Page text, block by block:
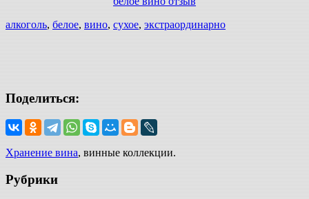
алкоголь, белое, вино, сухое, экстраординарно
Поделиться:
Хранение вина, винные коллекции.
Рубрики